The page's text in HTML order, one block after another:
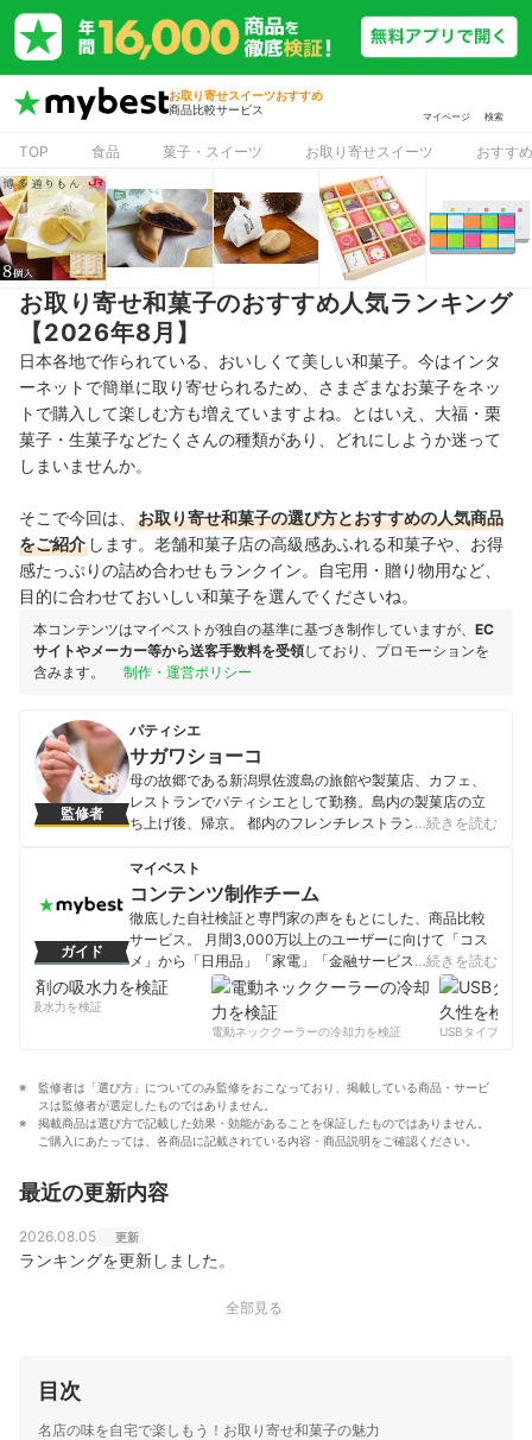
お取り寄せスイーツおすすめ
商品比較サービス
マイページ 検索
TOP 食品 菓子・スイーツ お取り寄せスイーツ おすす
お取り寄せ和菓子のおすすめ人気ランキング
【2026年8月】
日本各地で作られている、おいしくて美しい和菓子。今はインタ
ーネットで簡単に取り寄せられるため、さまざまなお菓子をネッ
トで購入して楽しむ方も増えていますよね。とはいえ、大福・栗
菓子・生菓子などたくさんの種類があり、どれにしようか迷って
しまいませんか。
そこで今回は、
お取り寄せ和菓子の選び方とおすすめの人気商品
をご紹介 します。老舗和菓子店の高級感あふれる和菓子や、お得
感たっぷりの詰め合わせもランクイン。自宅用・贈り物用など、
目的に合わせておいしい和菓子を選んでくださいね。
本コンテンツはマイベストが独自の基準に基づき制作していますが、 EC
サイトやメーカー等から送客手数料を受領しており、プロモーションを
含みます。
制作・運営ポリシー
監修者
パティシエ
サガワショーコ
母の故郷である新潟県佐渡島の旅館や製菓店、カフェ、
レストランでパティシエとして勤務。島内の製菓店の立
ち上げ後、帰京。 都内のフレンチレストランSincereパテ
からインターネットやリアル店舗と境無く日々活動中。
サガワショーコのプロフィール
…続きを読む
ガイド
マイベスト
コンテンツ制作チーム
徹底した自社検証と専門家の声をもとにした、商品比較
サービス。 月間3,000万以上のユーザーに向けて「コス
メ」から「日用品」「家電」「金融サービス」まで、ベ
ストな商品を選んでもらうために、毎日コンテンツを制
コンテンツ制作チームのプロフィール
…続きを読む
の吸水力を検証
電動ネッククーラーの冷却力を検証
USBタイプCケー
監修者は「選び方」についてのみ監修をおこなっており、掲載している商品・サービ
スは監修者が選定したものではありません。
掲載商品は選び方で記載した効果・効能があることを保証したものではありません。
ご購入にあたっては、各商品に記載されている内容・商品説明をご確認ください。
最近の更新内容
2026.08.05 更新
ランキングを更新しました。
全部見る
目次
名店の味を自宅で楽しもう！お取り寄せ和菓子の魅力